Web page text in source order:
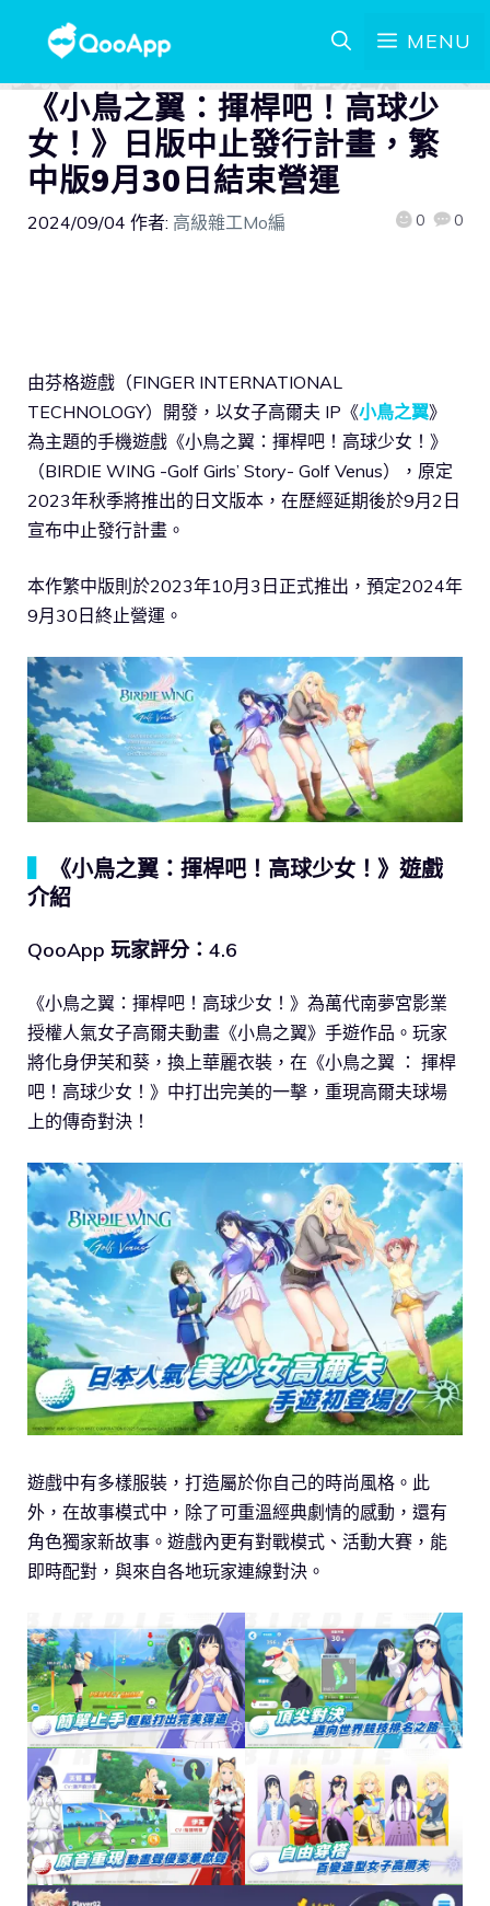
MENU
《小鳥之翼：揮桿吧！高球少
女！》日版中止發行計畫，繁
中版9月30日結束營運
2024/09/04 作者: 高級雜工Mo編 0 0
由芬格遊戲（FINGER INTERNATIONAL
TECHNOLOGY）開發，以女子高爾夫 IP《小鳥之翼》
為主題的手機遊戲《小鳥之翼：揮桿吧！高球少女！》
（BIRDIE WING -Golf Girls’ Story- Golf Venus），原定
2023年秋季將推出的日文版本，在歷經延期後於9月2日
宣布中止發行計畫。
本作繁中版則於2023年10月3日正式推出，預定2024年
9月30日終止營運。
《小鳥之翼：揮桿吧！高球少女！》遊戲
介紹
QooApp 玩家評分：4.6
《小鳥之翼：揮桿吧！高球少女！》為萬代南夢宮影業
授權人氣女子高爾夫動畫《小鳥之翼》手遊作品。玩家
將化身伊芙和葵，換上華麗衣裝，在《小鳥之翼 ： 揮桿
吧！高球少女！》中打出完美的一擊，重現高爾夫球場
上的傳奇對決！
遊戲中有多樣服裝，打造屬於你自己的時尚風格。此
外，在故事模式中，除了可重溫經典劇情的感動，還有
角色獨家新故事。遊戲內更有對戰模式、活動大賽，能
即時配對，與來自各地玩家連線對決。